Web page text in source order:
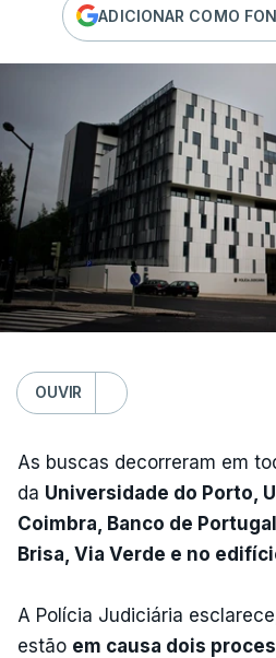
ADICIONAR COMO
OUVIR
As buscas decorreram em
da Universidade do Porto,
Coimbra, Banco de
Brisa, Via Verde e no
A Polícia Judiciária
estão em causa dois